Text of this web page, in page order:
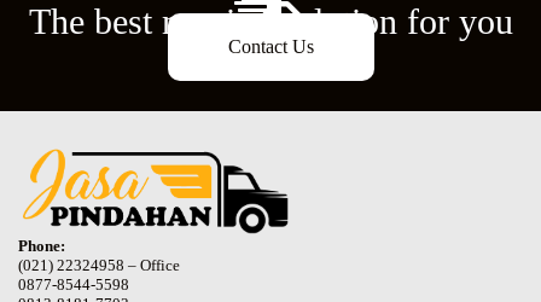
The best moving solution for you
Contact Us
Phone:
(021) 22324958 – Office
0877-8544-5598